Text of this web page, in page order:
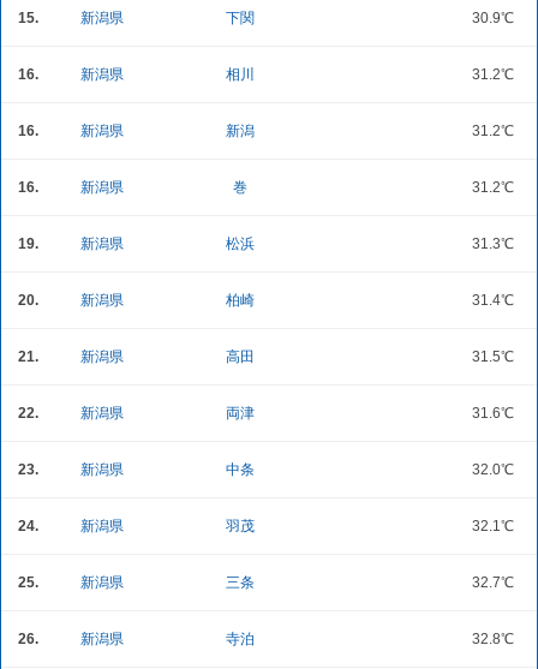
15. 新潟県 下関 30.9℃
16. 新潟県 相川 31.2℃
16. 新潟県 新潟 31.2℃
16. 新潟県 巻 31.2℃
19. 新潟県 松浜 31.3℃
20. 新潟県 柏崎 31.4℃
21. 新潟県 高田 31.5℃
22. 新潟県 両津 31.6℃
23. 新潟県 中条 32.0℃
24. 新潟県 羽茂 32.1℃
25. 新潟県 三条 32.7℃
26. 新潟県 寺泊 32.8℃